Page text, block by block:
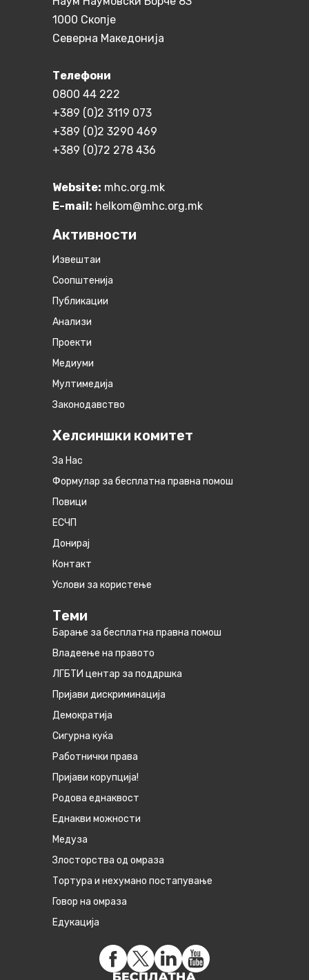
1000 Скопје
Северна Македонија
Телефони
0800 44 222
+389 (0)2 3119 073
+389 (0)2 3290 469
+389 (0)72 278 436
Website: mhc.org.mk
E-mail: helkom@mhc.org.mk
Активности
Извештаи
Соопштенија
Публикации
Анализи
Проекти
Медиуми
Мултимедија
Законодавство
Хелсиншки комитет
За Нас
Формулар за бесплатна правна помош
Повици
ЕСЧП
Донирај
Контакт
Услови за користење
Теми
Барање за бесплатна правна помош
Владеење на правото
ЛГБТИ центар за поддршка
Пријави дискриминација
Демократија
Сигурна куќа
Работнички права
Пријави корупција!
Родова еднаквост
Eднакви можности
Медуза
Злосторства од омраза
Тортура и нехумано постапување
Говор на омраза
Едукација